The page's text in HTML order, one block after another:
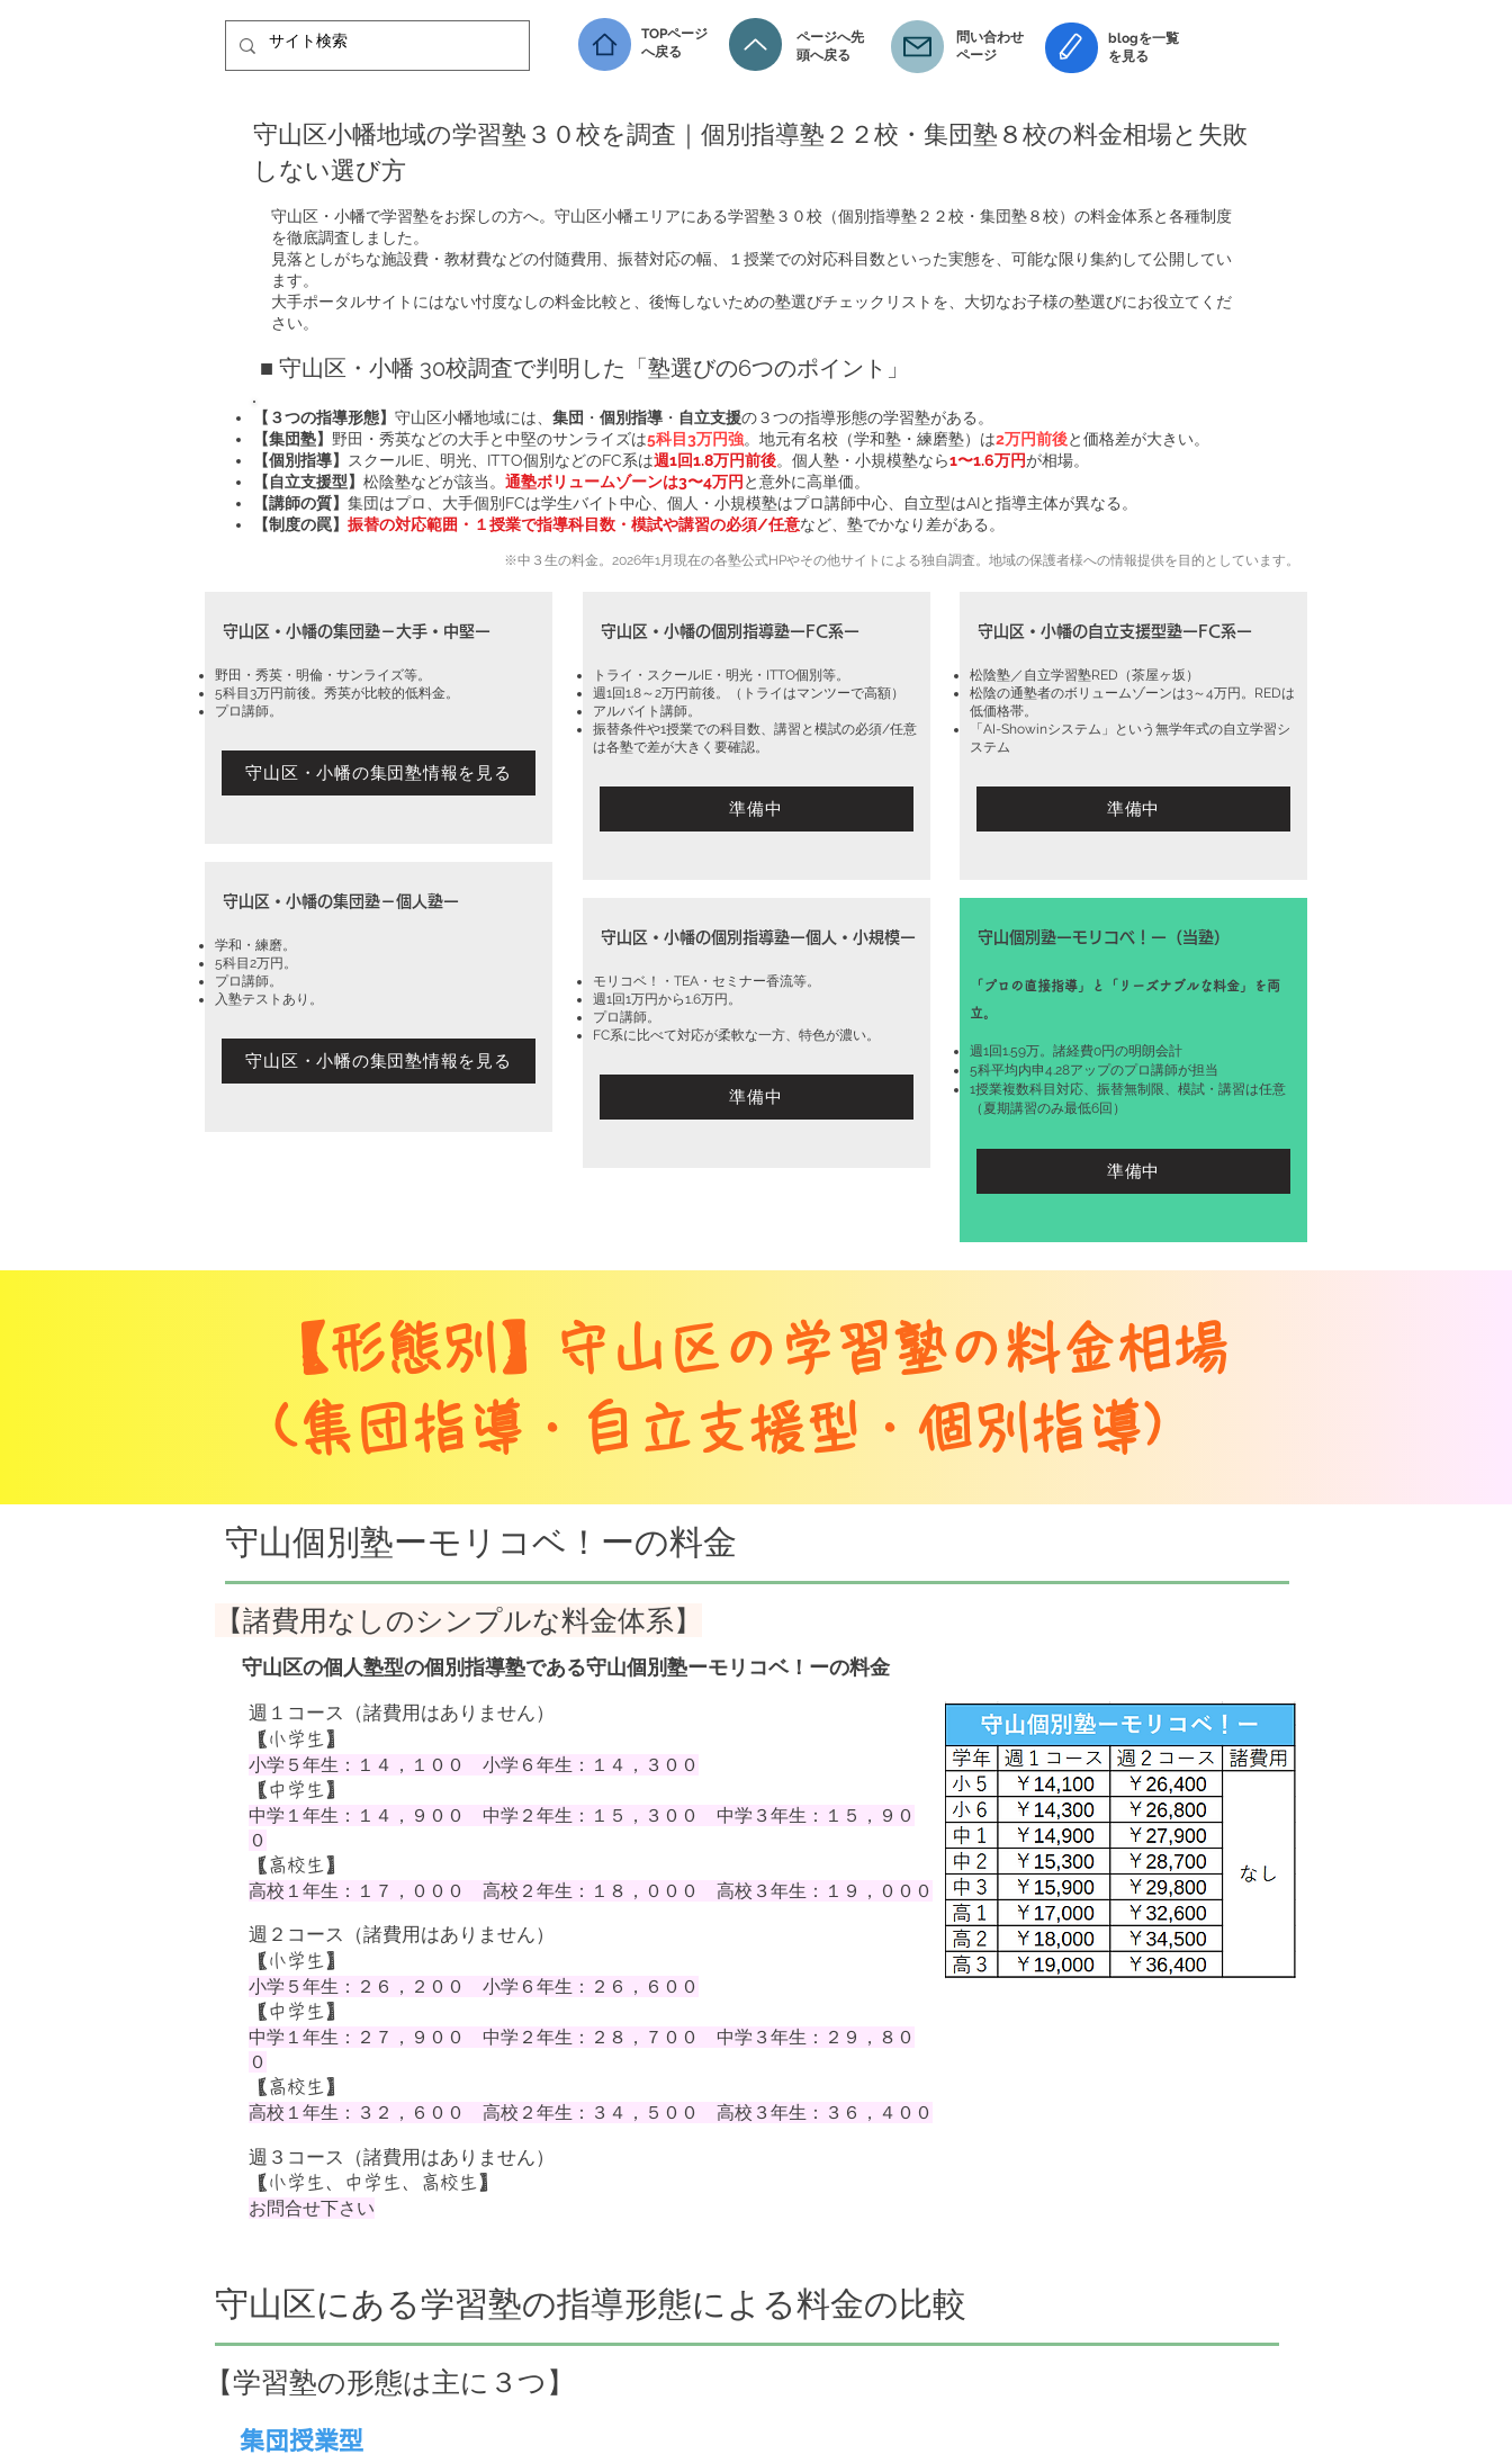
TOPページ
へ戻る
ページへ先
頭へ戻る
問い合わせ​
ページ
blogを一覧
を見る
守山区小幡地域の学習塾３０校を調査｜個別指導塾２２校・集団塾８校の料金相場と失敗
しない選び方
守山区・小幡で学習塾をお探しの方へ。守山区小幡エリアにある学習塾３０校（個別指導塾２２校・集団塾８校）の料金体系と各種制度
を徹底調査しました。
見落としがちな施設費・教材費などの付随費用、振替対応の幅、１授業での対応科目数といった実態を、可能な限り集約して公開してい
ます。
大手ポータルサイトにはない忖度なしの料金比較と、後悔しないための塾選びチェックリストを、大切なお子様の塾選びにお役立てくだ
さい。
■ 守山区・小幡 30校調査で判明した「塾選びの6つのポイント」
【３つの指導形態】 守山区小幡地域には、 集団 ・ 個別指導 ・ 自立支援の３つの指導形態の学習塾がある。
【集団塾】 野田・秀英などの大手と中堅のサンライズは5科目3万円強。地元有名校（学和塾・練磨塾）は2万円前後と価格差が大きい。
【個別指導】
スクールIE、明光、ITTO個別などのFC系は週1回1.8万円前後。個人塾・小規模塾なら1〜1.6万円が相場。
【自立支援型】 松陰塾などが該当。 通塾ボリュームゾーンは3〜4万円 と意外に高単価。
【講師の質】 集団はプロ、大手個別FCは学生バイト中心、個人・小規模塾はプロ講師中心、自立型はAIと指導主体が異なる。
【制度の罠】 振替の対応範囲・１授業で指導科目数・模試や講習の必須/任意など、塾でかなり差がある。
※中３生の料金。2026年1月現在の各塾公式HPやその他サイトによる独自調査。地域の保護者様への情報提供を目的としています。
守山区・小幡の集団塾－大手・中堅ー
​野田・秀英・明倫・サンライズ等。
5科目3万円前後。秀英が比較的低料金。
プロ講師。
守山区・小幡の集団塾情報を見る
守山区・小幡の集団塾－個人塾ー
学和・練磨。
​5科目2万円。
プロ講師。
入塾テストあり。
守山区・小幡の集団塾情報を見る
守山区・小幡の個別指導塾ーFC系ー
トライ・スクールIE・明光・ITTO個別等。
週1回1.8～2万円前後。（トライはマンツーで高額）
アルバイト講師。
振替条件や1授業での科目数、講習と模試の必須/任意
は各塾で差が大きく要確認。
準備中
守山区・小幡の個別指導塾ー個人・小規模ー
​モリコベ！・TEA・セミナー香流等。
​週1回1万円から1.6万円。
プロ講師。
​FC系に比べて対応が柔軟な一方、特色が濃い。
準備中
守山区・小幡の自立支援型塾ーFC系ー
松陰塾／自立学習塾RED（茶屋ヶ坂）
松陰の通塾者のボリュームゾーンは3～4万円。REDは
低価格帯。
「AI-Showinシステム」という無学年式の自立学習シ
ステム
準備中
守山個別塾ーモリコベ！ー（当塾）
「プロの直接指導」と「リーズナブルな料金」を両
立。
週1回1.59万。諸経費0円の明朗会計
5科平均内申4.28アップのプロ講師が担当
​1授業複数科目対応、振替無制限、模試・講習は任意
（夏期講習のみ最低6回）
準備中
【形態別】守山区の学習塾の料金相場
(集団指導・自立支援型・個別指導)
守山個別塾ーモリコベ！ーの料金
【諸費用なしのシンプルな料金体系】
守山区の個人塾型の個別指導塾である守山個別塾ーモリコベ！ーの料金
週１コース（諸費用はありません）
【小学生】
小学５年生：１４，１００ 小学６年生：１４，３００
【中学生】
中学１年生：１４，９００ 中学２年生：１５，３００ 中学３年生：１５，９０
０
【高校生】
高校１年生：１７，０００ 高校２年生：１８，０００ 高校３年生：１９，０００
週２コース（諸費用はありません）
【小学生】
小学５年生：２６，２００ 小学６年生：２６，６００
【中学生】
中学１年生：２７，９００ 中学２年生：２８，７００ 中学３年生：２９，８０
０
【高校生】
高校１年生：３２，６００ 高校２年生：３４，５００ 高校３年生：３６，４００
週３コース（諸費用はありません）
【小学生、中学生、高校生】
​お問合せ下さい
守山区にある学習塾の指導形態による料金の比較
【学習塾の形態は主に３つ】
集団授業型